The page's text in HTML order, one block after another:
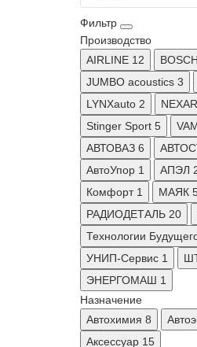
Фильтр
Производство
AIRLINE 12 BOSCH
JUMBO acoustics 3
LYNXauto 2 NEXAR
Stinger Sport 5
АВТОВАЗ 6
АвтоУпор 1 АПЭЛ
Комфорт 1 МАЯК
РАДИОДЕТАЛЬ 20
Технологии
УНИП-Сервис 1
ЭНЕРГОМАШ 1
Назначение
Автохимия 8
Аксессуар 15